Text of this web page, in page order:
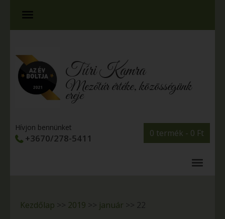
Túri Kamra
Mezőtúr értéke, közösségünk
ereje
0 termék - 0 Ft
Hívjon bennünket
+3670/278-5411
Kezdőlap >> 2019 >> január >> 22